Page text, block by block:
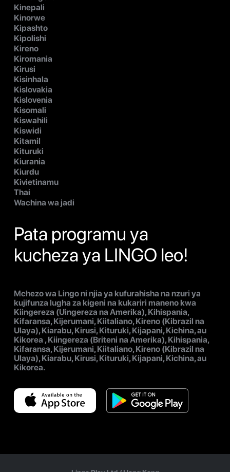
Kinepali
Kinorwe
Kipashto
Kipolishi
Kireno
Kiromania
Kirusi
Kisinhala
Kislovakia
Kislovenia
Kisomali
Kiswahili
Kiswidi
Kitamil
Kituruki
Kiurania
Kiurdu
Kivietinamu
Thai
Wachina wa jadi
Pata programu ya
kucheza ya LINGO leo!
Mchezo wa Lingo ni njia ya kufurahisha na nzuri ya
kujifunza lugha za kigeni na kukariri maneno kwa
Kiingereza (Uingereza na Amerika), Kihispania,
Kifaransa, Kijerumani, Kiitaliano, Kireno (Kibrazil na
Ulaya), Kiarabu, Kirusi, Kituruki, Kijapani, Kichina, au
Kikorea , Kiingereza (Briteni na Amerika), Kihispania,
Kifaransa, Kijerumani, Kiitaliano, Kireno (Kibrazil na
Ulaya), Kiarabu, Kirusi, Kituruki, Kijapani, Kichina, au
Kikorea.